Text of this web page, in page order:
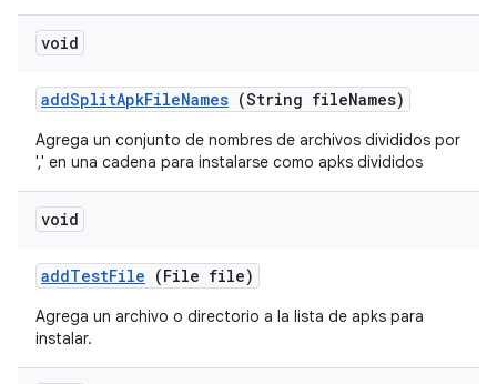
void
addSplitApkFileNames (String fileNames)
Agrega un conjunto de nombres de archivos divididos por
',' en una cadena para instalarse como apks divididos
void
addTestFile (File file)
Agrega un archivo o directorio a la lista de apks para
instalar.